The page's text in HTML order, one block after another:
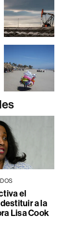
el
a la
Lisa Cook